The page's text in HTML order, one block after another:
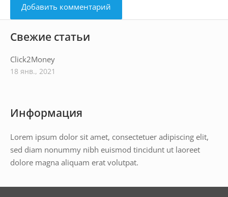
Свежие статьи
Click2Money
18 янв., 2021
Информация
Lorem ipsum dolor sit amet, consectetuer adipiscing elit,
sed diam nonummy nibh euismod tincidunt ut laoreet
dolore magna aliquam erat volutpat.